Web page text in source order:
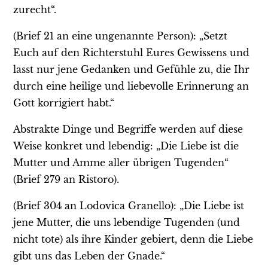
zurecht“.
(Brief 21 an eine ungenannte Person): „Setzt
Euch auf den Richterstuhl Eures Gewissens und
lasst nur jene Gedanken und Gefühle zu, die Ihr
durch eine heilige und liebevolle Erinnerung an
Gott korrigiert habt.“
Abstrakte Dinge und Begriffe werden auf diese
Weise konkret und lebendig: „Die Liebe ist die
Mutter und Amme aller übrigen Tugenden“
(Brief 279 an Ristoro).
(Brief 304 an Lodovica Granello): „Die Liebe ist
jene Mutter, die uns lebendige Tugenden (und
nicht tote) als ihre Kinder gebiert, denn die Liebe
gibt uns das Leben der Gnade.“